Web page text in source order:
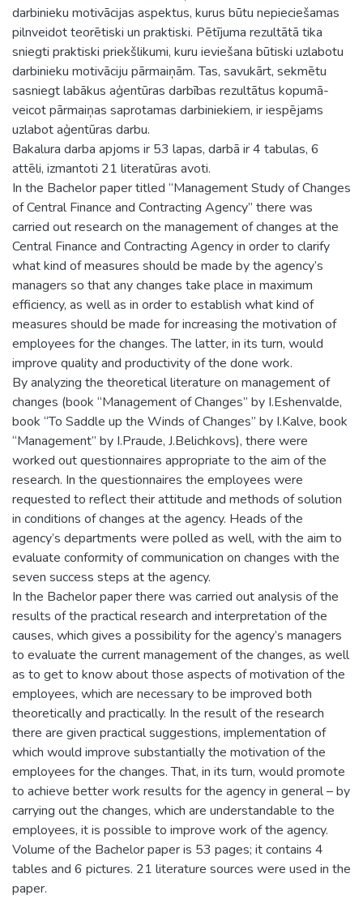
darbinieku motivācijas aspektus, kurus būtu nepieciešamas
pilnveidot teorētiski un praktiski. Pētījuma rezultātā tika
sniegti praktiski priekšlikumi, kuru ieviešana būtiski uzlabotu
darbinieku motivāciju pārmaiņām. Tas, savukārt, sekmētu
sasniegt labākus aģentūras darbības rezultātus kopumā-
veicot pārmaiņas saprotamas darbiniekiem, ir iespējams
uzlabot aģentūras darbu.
Bakalura darba apjoms ir 53 lapas, darbā ir 4 tabulas, 6
attēli, izmantoti 21 literatūras avoti.
In the Bachelor paper titled “Management Study of Changes
of Central Finance and Contracting Agency” there was
carried out research on the management of changes at the
Central Finance and Contracting Agency in order to clarify
what kind of measures should be made by the agency’s
managers so that any changes take place in maximum
efficiency, as well as in order to establish what kind of
measures should be made for increasing the motivation of
employees for the changes. The latter, in its turn, would
improve quality and productivity of the done work.
By analyzing the theoretical literature on management of
changes (book “Management of Changes” by I.Eshenvalde,
book “To Saddle up the Winds of Changes” by I.Kalve, book
“Management” by I.Praude, J.Belichkovs), there were
worked out questionnaires appropriate to the aim of the
research. In the questionnaires the employees were
requested to reflect their attitude and methods of solution
in conditions of changes at the agency. Heads of the
agency’s departments were polled as well, with the aim to
evaluate conformity of communication on changes with the
seven success steps at the agency.
In the Bachelor paper there was carried out analysis of the
results of the practical research and interpretation of the
causes, which gives a possibility for the agency’s managers
to evaluate the current management of the changes, as well
as to get to know about those aspects of motivation of the
employees, which are necessary to be improved both
theoretically and practically. In the result of the research
there are given practical suggestions, implementation of
which would improve substantially the motivation of the
employees for the changes. That, in its turn, would promote
to achieve better work results for the agency in general – by
carrying out the changes, which are understandable to the
employees, it is possible to improve work of the agency.
Volume of the Bachelor paper is 53 pages; it contains 4
tables and 6 pictures. 21 literature sources were used in the
paper.